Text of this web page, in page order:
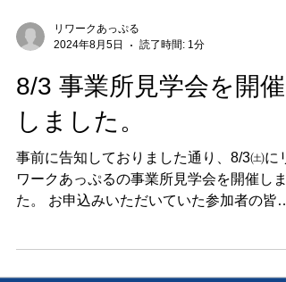
拶とさせていただきます。 社会福祉法人み
なみ会 今野雅子 【後任の越野よりご挨拶
令和8年度からリワークあっぷるの管理
をお任せいただくことになりま
り新アドレスへのご連絡をお願い致します
リワークあっぷる
2024年8月5日
読了時間: 1分
8/3 事業所見学会を開催
しました。
事前に告知しておりました通り、8/3㈯にリ
ワークあっぷるの事業所見学会を開催しま
た。 お申込みいただいていた参加者の皆様